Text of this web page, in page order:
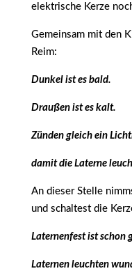
elektrische Kerze
Gemeinsam mit den
Reim:
Dunkel ist es bald.
Draußen ist es kalt.
Zünden gleich ein
damit die Laterne
An dieser Stelle
und schaltest die
Laternenfest ist schon
Laternen leuchten